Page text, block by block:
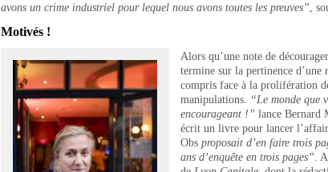
avons un crime industriel pour lequel nous avons toutes les preuves” ,
Motivés !
Alors qu’une note de
termine sur la pertinence
compris face à la prolifération
manipulations.
“Le monde que
encourageant !” lance Bernard
écrit un livre pour lancer
Obs proposait d’en faire trois
ans d’enquête en trois pages” .